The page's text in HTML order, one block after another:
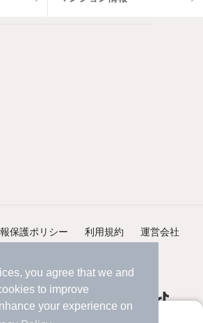
you agree that we and
to improve
your experience on
保護ポリシー 利用規約 運営会社